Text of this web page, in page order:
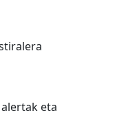
eta